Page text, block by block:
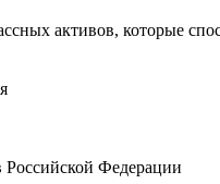
активов, которые
Российской Федерации